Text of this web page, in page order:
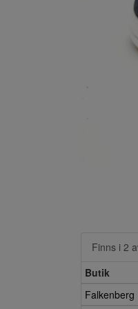
Finns i 2
Butik
Falkenberg